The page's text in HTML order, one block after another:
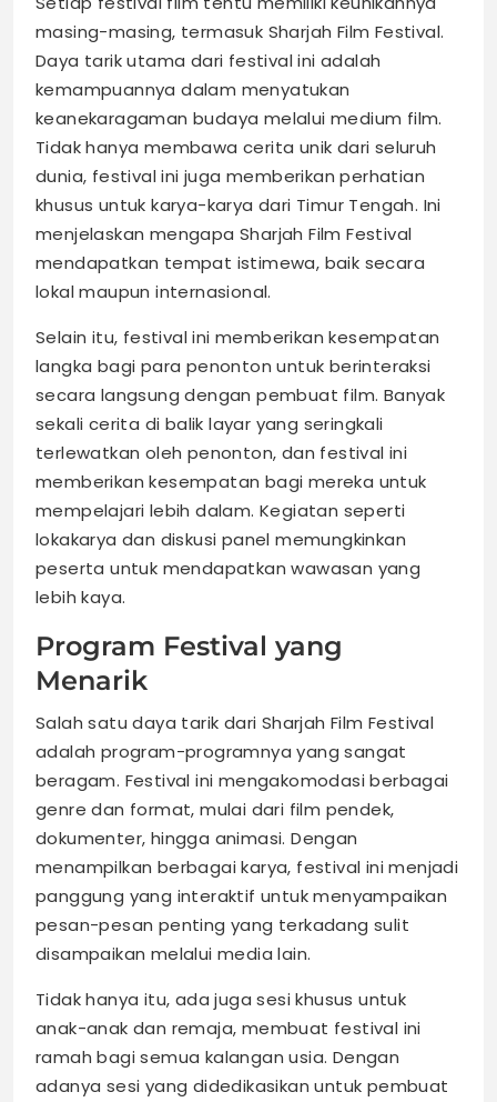
masing-masing, termasuk Sharjah Film Festival.
Daya tarik utama dari festival ini adalah
kemampuannya dalam menyatukan
keanekaragaman budaya melalui medium film.
Tidak hanya membawa cerita unik dari seluruh
dunia, festival ini juga memberikan perhatian
khusus untuk karya-karya dari Timur Tengah. Ini
menjelaskan mengapa Sharjah Film Festival
mendapatkan tempat istimewa, baik secara
lokal maupun internasional.
Selain itu, festival ini memberikan kesempatan
langka bagi para penonton untuk berinteraksi
secara langsung dengan pembuat film. Banyak
sekali cerita di balik layar yang seringkali
terlewatkan oleh penonton, dan festival ini
memberikan kesempatan bagi mereka untuk
mempelajari lebih dalam. Kegiatan seperti
lokakarya dan diskusi panel memungkinkan
peserta untuk mendapatkan wawasan yang
lebih kaya.
Program Festival yang
Menarik
Salah satu daya tarik dari Sharjah Film Festival
adalah program-programnya yang sangat
beragam. Festival ini mengakomodasi berbagai
genre dan format, mulai dari film pendek,
dokumenter, hingga animasi. Dengan
menampilkan berbagai karya, festival ini menjadi
panggung yang interaktif untuk menyampaikan
pesan-pesan penting yang terkadang sulit
disampaikan melalui media lain.
Tidak hanya itu, ada juga sesi khusus untuk
anak-anak dan remaja, membuat festival ini
ramah bagi semua kalangan usia. Dengan
adanya sesi yang didedikasikan untuk pembuat